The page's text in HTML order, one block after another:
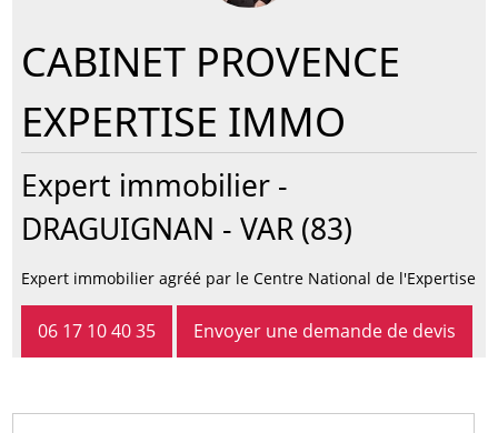
CABINET PROVENCE
EXPERTISE IMMO
Expert immobilier -
DRAGUIGNAN - VAR (83)
Expert immobilier agréé par le Centre National de l'Expertise
06 17 10 40 35 Envoyer une demande de devis